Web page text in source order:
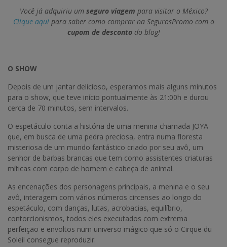
Você já adquiriu um seguro viagem para visitar o México?
Clique aquipara saber como comprar na SegurosPromo com o
cupom de descontodo blog!
O SHOW
Depois de um jantar delicioso, esperamos mais alguns minutos
para o show, que teve início pontualmente às 21:00h e durou
cerca de 70 minutos, sem intervalos.
O espetáculo conta a história de uma menina chamada JOYA
que, em busca de uma pedra preciosa, entra numa floresta
misteriosa de um mundo fantástico criado por seu avô, um
senhor de barbas brancas que tem como assistentes criaturas
míticas com corpo de homem e cabeça de animal.
As encenações dos personagens principais, a menina e o seu
avô, interagem com vários números circenses ao longo do
espetáculo, com danças, lutas, acrobacias, equilíbrio,
contorcionismos, todos eles executados com extrema
perfeição e envoltos num universo mágico que só o Cirque du
Soleil consegue reproduzir.